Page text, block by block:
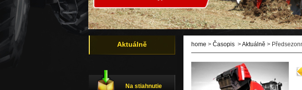
home > Časopis >Aktuálně >
Aktuálně
Na stiahnutie